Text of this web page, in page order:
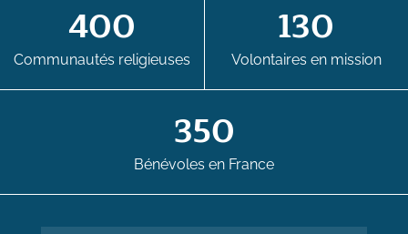
400
Communautés religieuses
130
Volontaires en mission
350
Bénévoles en France